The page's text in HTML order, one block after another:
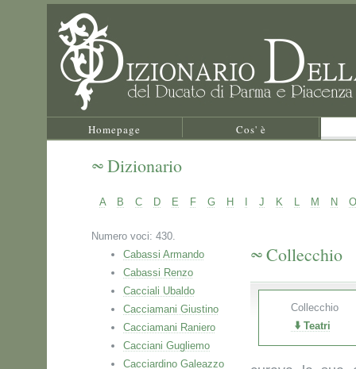
Homepage Cos' è
Dizionario
A B C D E F G H J K L M N O
Numero voci: 430.
Cabassi Armando
Cabassi Renzo
Cacciali Ubaldo
Cacciamani Giustino
Cacciamani Raniero
Cacciani Gugliemo
Cacciardino Galeazzo
Collecchio
Collecchio
Teatri